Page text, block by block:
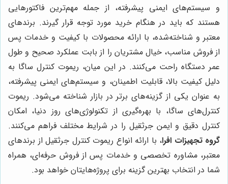
و سیستم‌های ایمنی پیشرفته، از جمله مهم‌ترین فاکتورهایی
هستند که باید در هنگام خرید مورد توجه قرار گیرند. برندهای
معتبر و شناخته‌شده، با ارائه محصولات با کیفیت و خدمات پس
از فروش مناسب، خیال مشتریان را از بابت عملکرد صحیح و طول
عمر دستگاه راحت می‌کنند. در این میان، ریموت کنترل ساگا به
دلیل کیفیت بالا، قابلیت اطمینان، و سیستم‌های ایمنی پیشرفته،
به عنوان یکی از گزینه‌های برتر در بازار شناخته می‌شود. ریموت
کنترل‌های ساگا، با بهره‌گیری از تکنولوژی‌های روز دنیا، امکان
کنترل دقیق و ایمن جرثقیل را در شرایط مختلف فراهم می‌کنند.
گروه تجهیزات افرا، با ارائه انواع ریموت کنترل جرثقیل از برندهای
معتبر، مشاوره تخصصی و خدمات پس از فروش حرفه‌ای، همراه
شما در انتخاب بهترین گزینه برای پروژه‌هایتان خواهد بود.